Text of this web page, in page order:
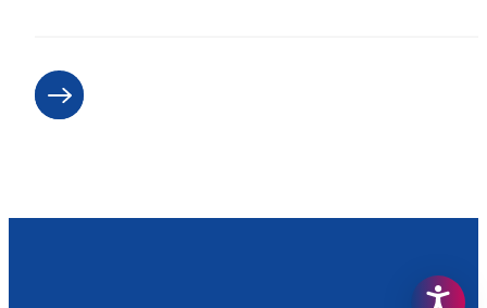
Weiterlesen